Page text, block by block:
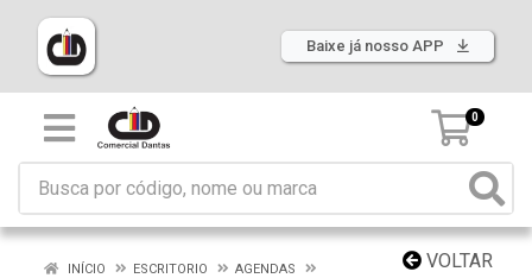
Baixe já nosso APP
0
VOLTAR
INÍCIO ESCRITORIO
AGENDAS